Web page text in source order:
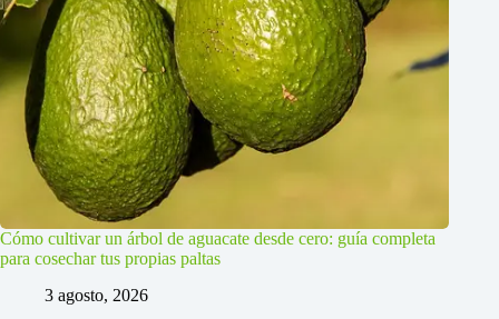
Cómo cultivar un árbol de aguacate desde cero: guía completa
para cosechar tus propias paltas
3 agosto, 2026